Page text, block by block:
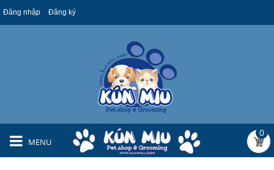
Đăng nhập Đăng ký
MENU
0